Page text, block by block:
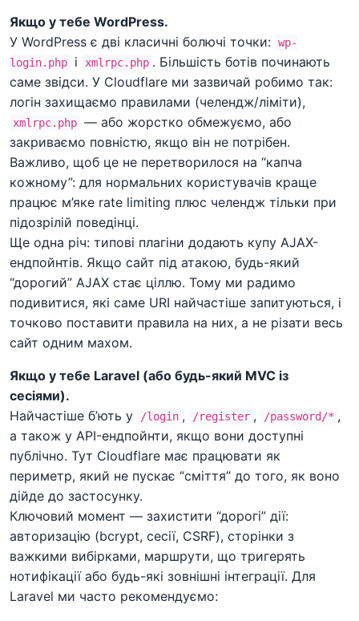
Якщо у тебе WordPress.
У WordPress є дві класичні болючі точки: wp-
login.php
і xmlrpc.php . Більшість ботів починають
саме звідси. У Cloudflare ми зазвичай робимо так:
логін захищаємо правилами (челендж/ліміти),
xmlrpc.php — або жорстко обмежуємо, або
закриваємо повністю, якщо він не потрібен.
Важливо, щоб це не перетворилося на “капча
кожному”: для нормальних користувачів краще
працює м’яке rate limiting плюс челендж тільки при
підозрілій поведінці.
Ще одна річ: типові плагіни додають купу AJAX-
ендпойнтів. Якщо сайт під атакою, будь-який
“дорогий” AJAX стає ціллю. Тому ми радимо
подивитися, які саме URI найчастіше запитуються, і
точково поставити правила на них, а не різати весь
сайт одним махом.
Якщо у тебе Laravel (або будь-який MVC із
сесіями).
Найчастіше б’ють у
/login , /register , /password/* ,
а також у API-ендпойнти, якщо вони доступні
публічно. Тут Cloudflare має працювати як
периметр, який не пускає “сміття” до того, як воно
дійде до застосунку.
Ключовий момент — захистити “дорогі” дії:
авторизацію (bcrypt, сесії, CSRF), сторінки з
важкими вибірками, маршрути, що тригерять
нотифікації або будь-які зовнішні інтеграції. Для
Laravel ми часто рекомендуємо: